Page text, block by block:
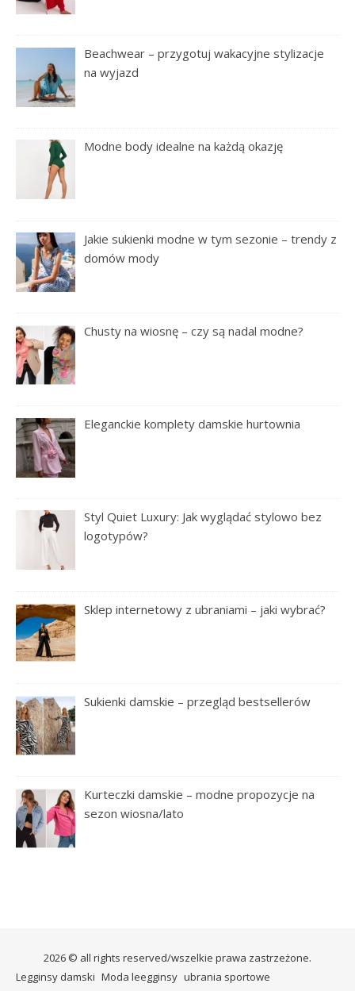
Beachwear – przygotuj wakacyjne stylizacje
na wyjazd
Modne body idealne na każdą okazję
Jakie sukienki modne w tym sezonie – trendy z
domów mody
Chusty na wiosnę – czy są nadal modne?
Eleganckie komplety damskie hurtownia
Styl Quiet Luxury: Jak wyglądać stylowo bez
logotypów?
Sklep internetowy z ubraniami – jaki wybrać?
Sukienki damskie – przegląd bestsellerów
Kurteczki damskie – modne propozycje na
sezon wiosna/lato
2026 © all rights reserved/wszelkie prawa zastrzeżone.
Legginsy damski Moda leegginsy ubrania sportowe